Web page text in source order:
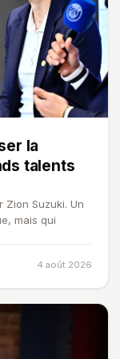
la
talents
Zion Suzuki. Un
mais qui
4 août 2026